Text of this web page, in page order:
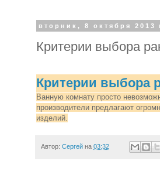
вторник, 8 октября 2013
Критерии выбора
Критерии выбора
Ванную комнату просто
производители предлагают
изделий.
Автор: Сергей на 03:32